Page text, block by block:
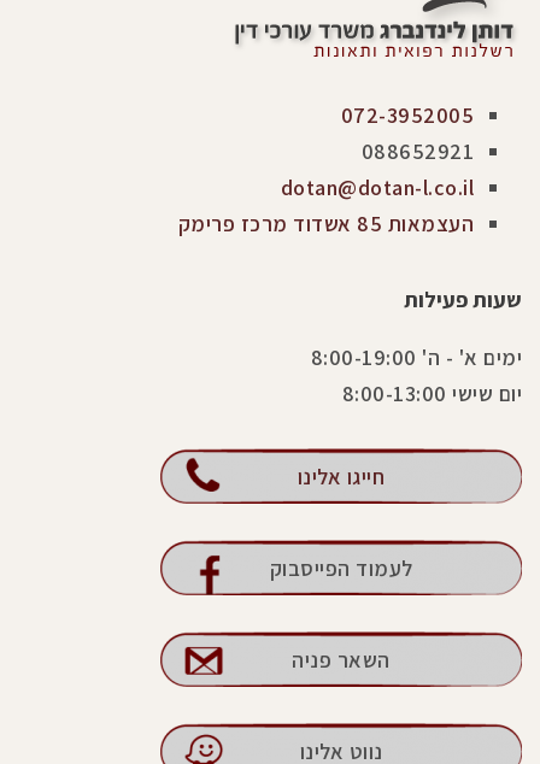
072-3952005
088652921
dotan@dotan-l.co.il
העצמאות 85 אשדוד מרכז פרימק
שעות פעילות
ימים א' - ה' 8:00-19:00
יום שישי 8:00-13:00
חייגו אלינו
לעמוד הפייסבוק
השאר פניה
נווט אלינו